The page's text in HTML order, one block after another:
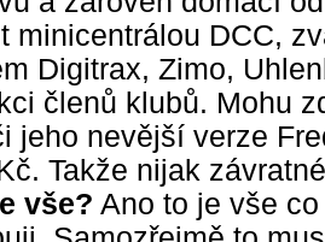
minicentrálou DCC,
Digitrax, Zimo,
členů klubů. Mohu
jeho nevější verze
Takže nijak
vše? Ano to je vše